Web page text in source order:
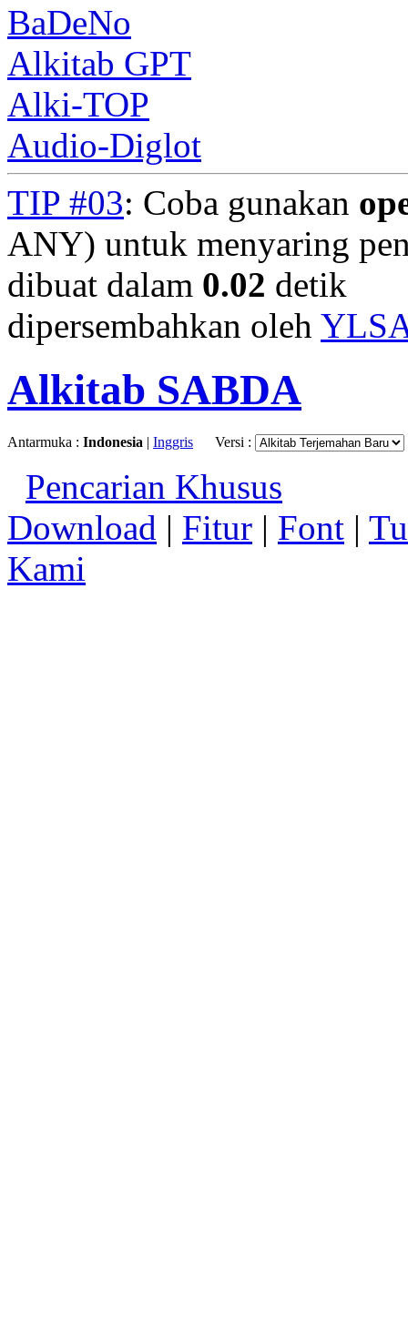
BaDeNo
Alkitab GPT
Alki-TOP
Audio-Diglot
TIP #03: Coba gunakan
ANY) untuk menyaring
dibuat dalam 0.02 detik
dipersembahkan oleh
Alkitab SABDA
Antarmuka : Indonesia | Inggris Versi :
Pencarian Khusus
Download | Fitur | Font |
Kami